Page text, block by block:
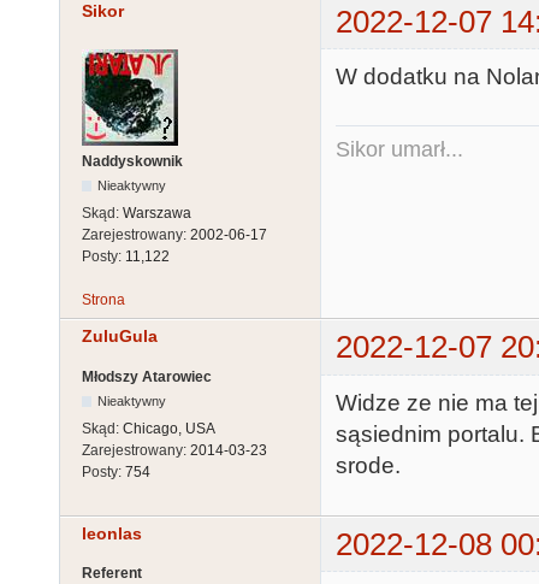
Sikor 2022-12-07
Naddyskownik
Nieaktywny
Skąd: Warszawa
Zarejestrowany: 2002-06-17
Posty: 11,122
W dodatku na
Sikor umarł...
Strona
ZuluGula 2022-12-07
Młodszy Atarowiec
Nieaktywny
Skąd: Chicago, USA
Zarejestrowany: 2014-03-23
Posty: 754
Widze ze nie ma
sąsiednim portalu.
srode.
leonlas 2022-12-08
Referent